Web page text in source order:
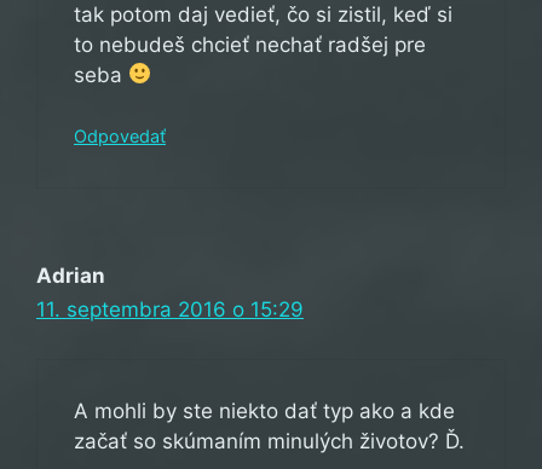
tak potom daj vedieť, čo si zistil, keď si
to nebudeš chcieť nechať radšej pre
seba
Odpovedať
Adrian
11. septembra 2016 o 15:29
A mohli by ste niekto dať typ ako a kde
začať so skúmaním minulých životov? Ď.